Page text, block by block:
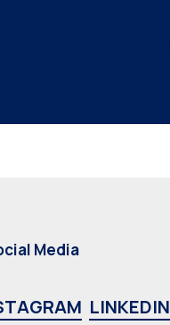
Media
LINKEDIN